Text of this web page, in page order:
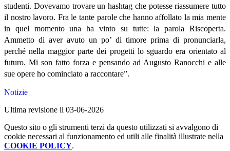
studenti. Dovevamo trovare un hashtag che potesse riassumere tutto
il nostro lavoro. Fra le tante parole che hanno affollato la mia mente
in quel momento una ha vinto su tutte: la parola Riscoperta.
Ammetto di aver avuto un po’ di timore prima di pronunciarla,
perché nella maggior parte dei progetti lo sguardo era orientato al
futuro. Mi son fatto forza e pensando ad Augusto Ranocchi e alle
sue opere ho cominciato a raccontare”.
Notizie
Ultima revisione il 03-06-2026
Questo sito o gli strumenti terzi da questo utilizzati si avvalgono di
cookie necessari al funzionamento ed utili alle finalità illustrate nella
COOKIE POLICY.